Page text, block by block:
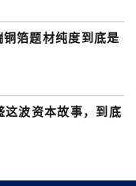
箔题材纯度到底是
这波资本故事，到底